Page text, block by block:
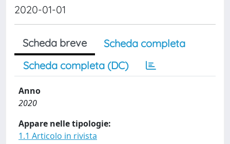
2020-01-01
Scheda breve
Scheda completa
Scheda completa (DC)
Anno
2020
Appare nelle tipologie:
1.1 Articolo in rivista